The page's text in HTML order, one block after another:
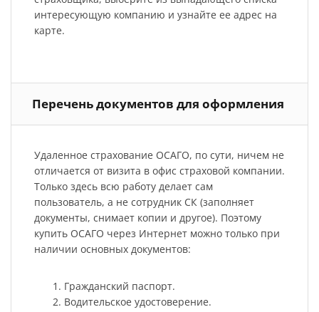
интересующую компанию и узнайте ее адрес на
карте.
Перечень документов для оформления
Удаленное страхование ОСАГО, по сути, ничем не
отличается от визита в офис страховой компании.
Только здесь всю работу делает сам
пользователь, а не сотрудник СК (заполняет
документы, снимает копии и другое). Поэтому
купить ОСАГО через Интернет можно только при
наличии основных документов:
Гражданский паспорт.
Водительское удостоверение.